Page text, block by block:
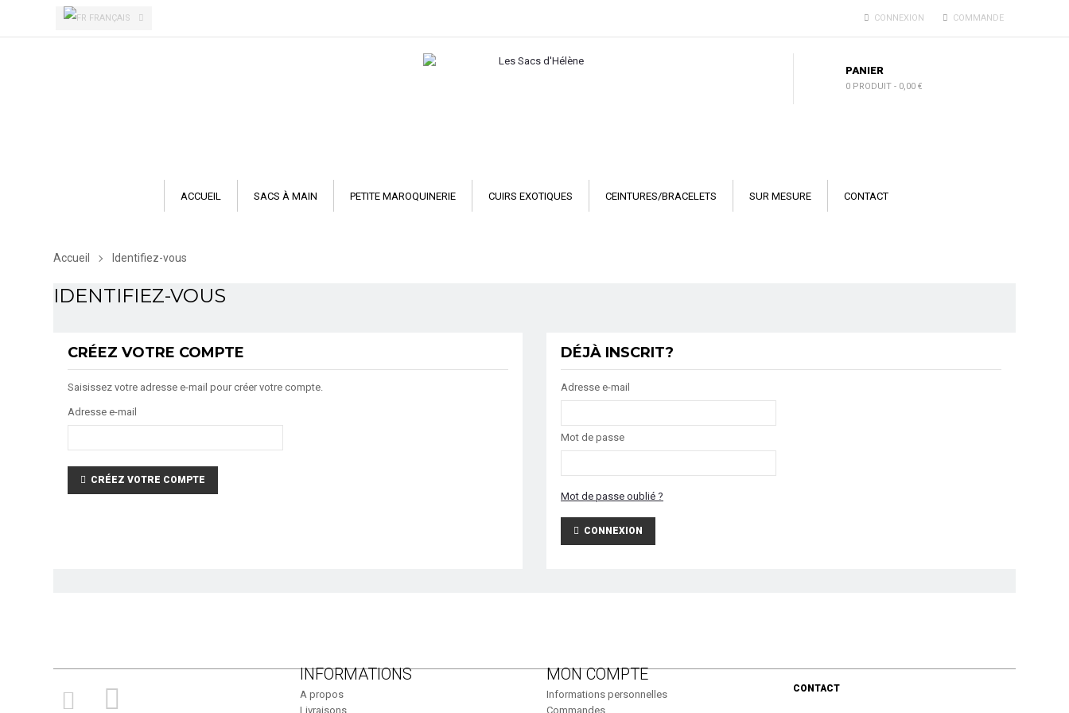
CONNEXION COMMANDE
FRANÇAIS
PANIER
0 PRODUIT - 0,00 €
ACCUEIL SACS À MAIN PETITE MAROQUINERIE CUIRS EXOTIQUES CEINTURES/BRACELETS SUR MESURE CONTACT
Accueil Identifiez-vous
IDENTIFIEZ-VOUS
CRÉEZ VOTRE COMPTE
Saisissez votre adresse e-mail pour créer votre compte.
Adresse e-mail
CRÉEZ VOTRE COMPTE
DÉJÀ INSCRIT?
Adresse e-mail
Mot de passe
Mot de passe oublié ?
CONNEXION
INFORMATIONS
A propos
Livraisons
MON COMPTE
Informations personnelles
Commandes
CONTACT